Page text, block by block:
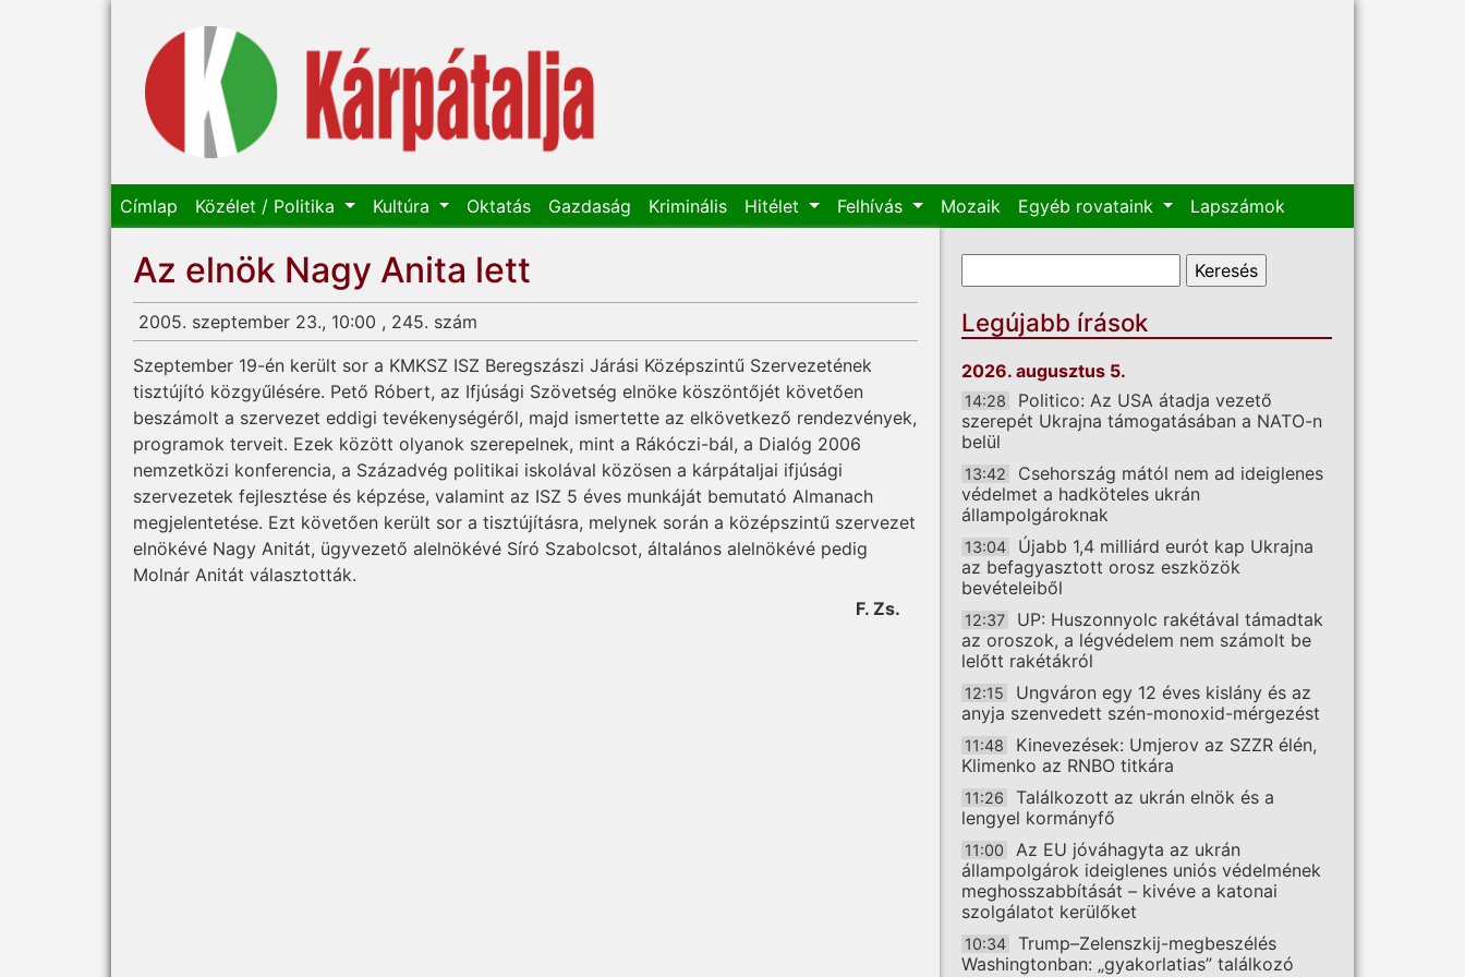
Címlap Közélet / Politika Kultúra Oktatás Gazdaság Kriminális Hitélet Felhívás Mozaik Egyéb rovataink Lapszámok
Az elnök Nagy Anita lett
2005. szeptember 23., 10:00 , 245. szám
Szeptember 19-én került sor a KMKSZ ISZ Beregszászi Járási Középszintű Szervezetének
tisztújító közgyűlésére. Pető Róbert, az Ifjúsági Szövetség elnöke köszöntőjét követően
beszámolt a szervezet eddigi tevékenységéről, majd ismertette az elkövetkező rendezvények,
programok terveit. Ezek között olyanok szerepelnek, mint a Rákóczi-bál, a Dialóg 2006
nemzetközi konferencia, a Századvég politikai iskolával közösen a kárpátaljai ifjúsági
szervezetek fejlesztése és képzése, valamint az ISZ 5 éves munkáját bemutató Almanach
megjelentetése. Ezt követően került sor a tisztújításra, melynek során a középszintű szervezet
elnökévé Nagy Anitát, ügyvezető alelnökévé Síró Szabolcsot, általános alelnökévé pedig
Molnár Anitát választották.
F. Zs.
Keresés űrlap
Legújabb írások
2026. augusztus 5.
14:28
Politico: Az USA átadja vezető
szerepét Ukrajna támogatásában a NATO-n
belül
13:42
Csehország mától nem ad ideiglenes
védelmet a hadköteles ukrán
állampolgároknak
13:04
Újabb 1,4 milliárd eurót kap Ukrajna
az befagyasztott orosz eszközök
bevételeiből
12:37
UP: Huszonnyolc rakétával támadtak
az oroszok, a légvédelem nem számolt be
lelőtt rakétákról
12:15
Ungváron egy 12 éves kislány és az
anyja szenvedett szén-monoxid-mérgezést
11:48
Kinevezések: Umjerov az SZZR élén,
Klimenko az RNBO titkára
11:26
Találkozott az ukrán elnök és a
lengyel kormányfő
11:00
Az EU jóváhagyta az ukrán
állampolgárok ideiglenes uniós védelmének
meghosszabbítását – kivéve a katonai
szolgálatot kerülőket
10:34
Trump–Zelenszkij-megbeszélés
Washingtonban: „gyakorlatias” találkozó